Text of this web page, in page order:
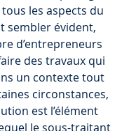
les aspects du
sembler évident,
d’entrepreneurs
des travaux qui
un contexte tout
circonstances,
est l’élément
le sous-traitant